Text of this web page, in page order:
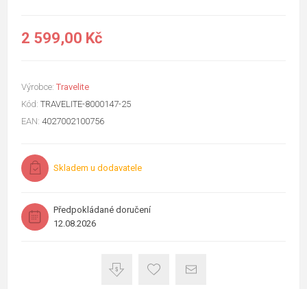
2 599,00 Kč
Výrobce: Travelite
Kód: TRAVELITE-8000147-25
EAN: 4027002100756
Skladem u dodavatele
Předpokládané doručení
12.08.2026